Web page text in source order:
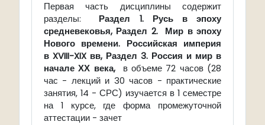
Первая часть дисциплины содержит
разделы: Раздел 1. Русь в эпоху
средневековья, Раздел 2. Мир в эпоху
Нового времени. Российская империя
в XVIII-XIX вв, Раздел 3. Россия и мир в
начале ХХ века,
в объеме 72 часов (28
час - лекций и 30 часов - практические
занятия, 14 - СРС) изучается в 1 семестре
на 1 курсе, где форма промежуточной
аттестации - зачет